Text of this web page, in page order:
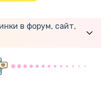
в форум, сайт,